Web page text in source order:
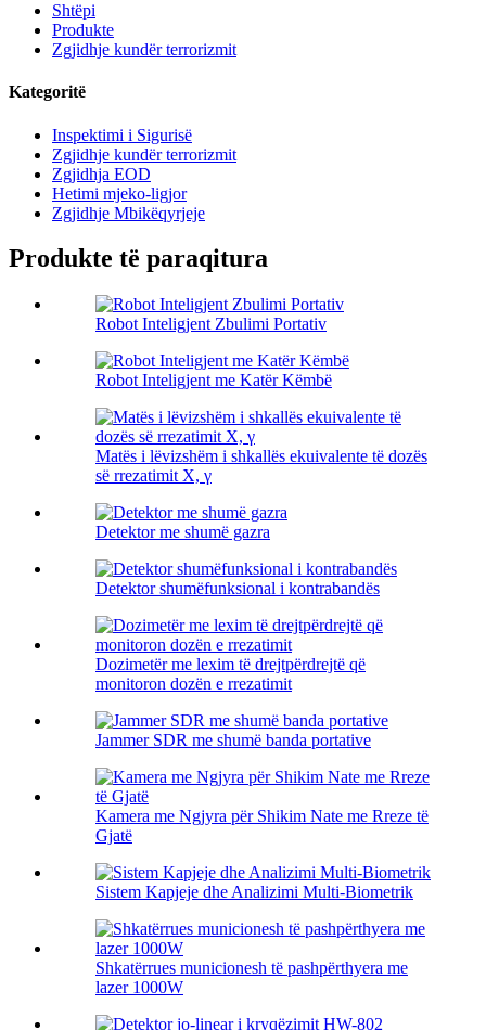
Shtëpi
Produkte
Zgjidhje kundër terrorizmit
Kategoritë
Inspektimi i Sigurisë
Zgjidhje kundër terrorizmit
Zgjidhja EOD
Hetimi mjeko-ligjor
Zgjidhje Mbikëqyrjeje
Produkte të paraqitura
Robot Inteligjent Zbulimi Portativ
Robot Inteligjent me Katër Këmbë
Matës i lëvizshëm i shkallës ekuivalente të dozës
së rrezatimit X, γ
Detektor me shumë gazra
Detektor shumëfunksional i kontrabandës
Dozimetër me lexim të drejtpërdrejtë që
monitoron dozën e rrezatimit
Jammer SDR me shumë banda portative
Kamera me Ngjyra për Shikim Nate me Rreze të
Gjatë
Sistem Kapjeje dhe Analizimi Multi-Biometrik
Shkatërrues municionesh të pashpërthyera me
lazer 1000W